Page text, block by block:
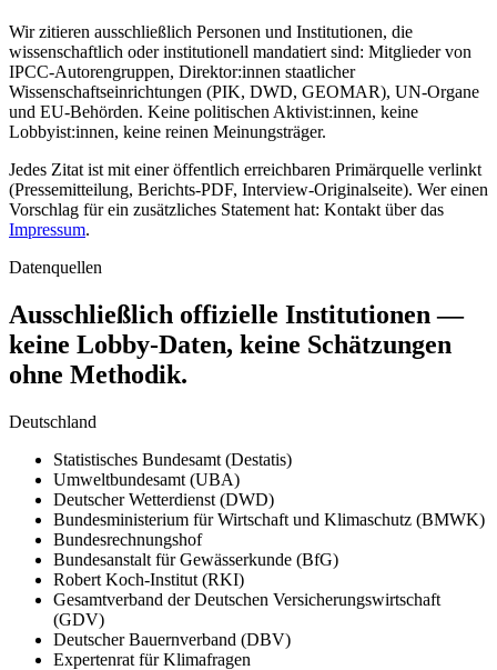
Wir zitieren ausschließlich Personen und Institutionen, die
wissenschaftlich oder institutionell mandatiert sind: Mitglieder von
IPCC-Autorengruppen, Direktor:innen staatlicher
Wissenschaftseinrichtungen (PIK, DWD, GEOMAR), UN-Organe
und EU-Behörden. Keine politischen Aktivist:innen, keine
Lobbyist:innen, keine reinen Meinungsträger.
Jedes Zitat ist mit einer öffentlich erreichbaren Primärquelle verlinkt
(Pressemitteilung, Berichts-PDF, Interview-Originalseite). Wer einen
Vorschlag für ein zusätzliches Statement hat: Kontakt über das
Impressum.
Datenquellen
Ausschließlich offizielle Institutionen —
keine Lobby-Daten, keine Schätzungen
ohne Methodik.
Deutschland
Statistisches Bundesamt (Destatis)
Umweltbundesamt (UBA)
Deutscher Wetterdienst (DWD)
Bundesministerium für Wirtschaft und Klimaschutz (BMWK)
Bundesrechnungshof
Bundesanstalt für Gewässerkunde (BfG)
Robert Koch-Institut (RKI)
Gesamtverband der Deutschen Versicherungswirtschaft
(GDV)
Deutscher Bauernverband (DBV)
Expertenrat für Klimafragen